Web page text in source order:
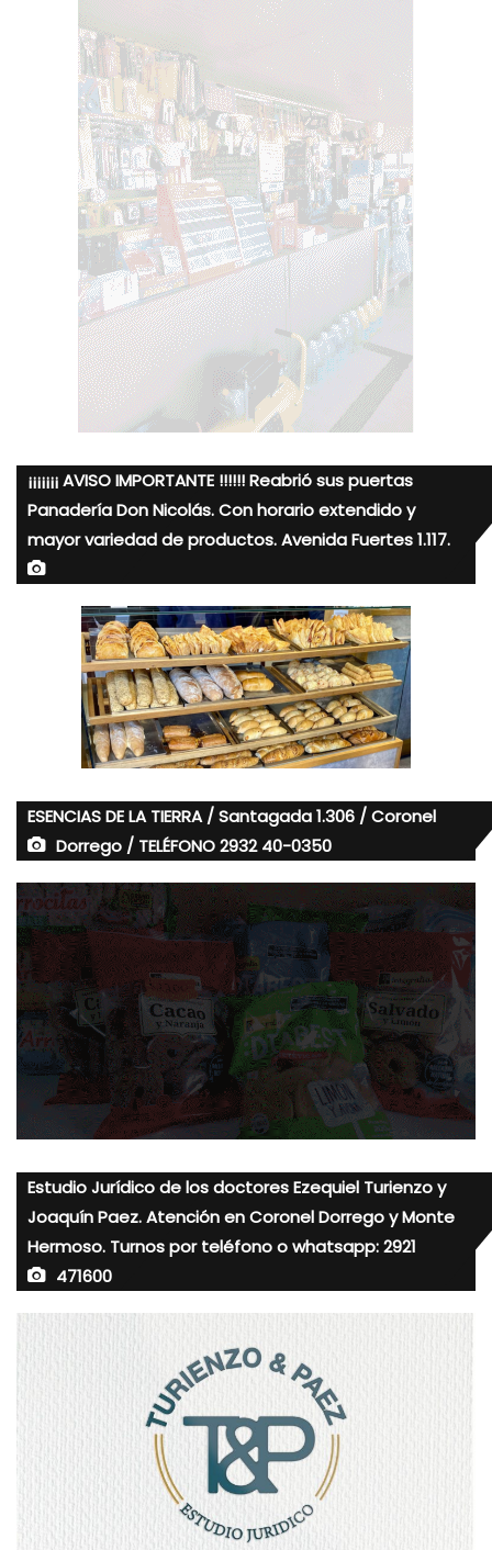
¡¡¡¡¡¡¡ AVISO IMPORTANTE !!!!!! Reabrió sus puertas
Panadería Don Nicolás. Con horario extendido y
mayor variedad de productos. Avenida Fuertes 1.117.
ESENCIAS DE LA TIERRA / Santagada 1.306 / Coronel
Dorrego / TELÉFONO 2932 40-0350
Estudio Jurídico de los doctores Ezequiel Turienzo y
Joaquín Paez. Atención en Coronel Dorrego y Monte
Hermoso. Turnos por teléfono o whatsapp: 2921
471600